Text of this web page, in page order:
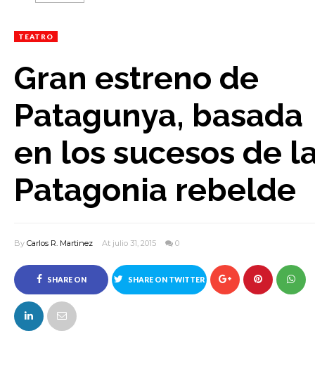
TEATRO
Gran estreno de
Patagunya, basada
en los sucesos de
Patagonia rebelde
By Carlos R. Martinez At julio 31, 2015 0
SHARE ON
FACEBOOK
SHARE ON TWITTER